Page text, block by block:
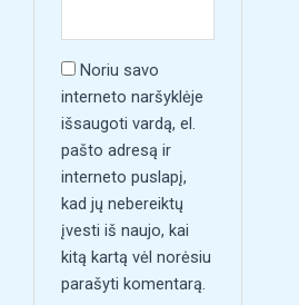
Noriu savo
interneto naršyklėje
išsaugoti vardą, el.
pašto adresą ir
interneto puslapį,
kad jų nebereiktų
įvesti iš naujo, kai
kitą kartą vėl norėsiu
parašyti komentarą.